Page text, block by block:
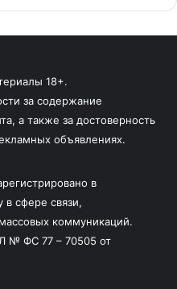
18+.
за содержание
а также за достоверность
объявлениях.
в
сфере связи,
коммуникаций.
№ ФС 77 – 70505 от